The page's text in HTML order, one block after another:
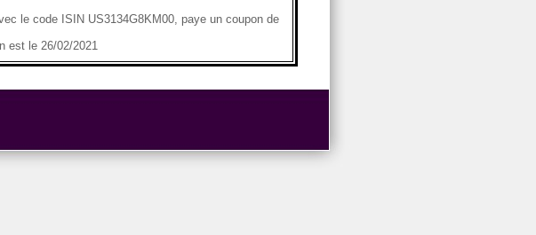
le code ISIN US3134G8KM00, paye un coupon de
est le 26/02/2021